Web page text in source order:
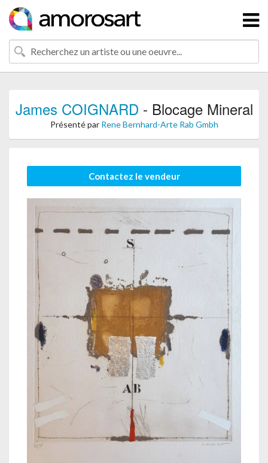
James COIGNARD - Blocage Mineral
Présenté par Rene Bernhard-Arte Rab Gmbh
Contactez le vendeur